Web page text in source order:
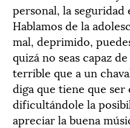
personal, la
Hablamos de la
mal, deprimido,
quizá no seas capaz
terrible que a un
diga que tiene que
dificultándole la
apreciar la buena